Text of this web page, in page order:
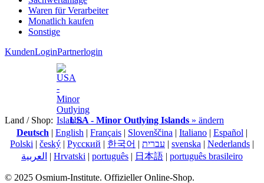
Waren für Verarbeiter
Monatlich kaufen
Sonstige
KundenLoginPartnerlogin
Land / Shop: USA - Minor Outlying Islands » ändern
Deutsch | English | Français | Slovenščina | Italiano | Español |
Polski | český | Pусский | 한국어 | עברית | svenska | Nederlands |
العربية | Hrvatski | português | 日本語 | português brasileiro
© 2025 Osmium-Institute. Offizieller Online-Shop.